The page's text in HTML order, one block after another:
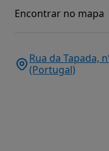
Encontrar no mapa
Rua da Tapada,
(Portugal)